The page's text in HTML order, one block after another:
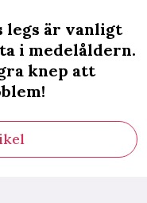
legs är vanligt
i medelåldern.
knep att